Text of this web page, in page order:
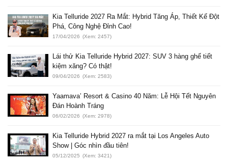
Kia Telluride 2027 Ra Mắt: Hybrid Tăng Áp, Thiết Kế Đột
Phá, Công Nghệ Đỉnh Cao!
17/04/2026 (Xem: 2457)
Lái thử Kia Telluride Hybrid 2027: SUV 3 hàng ghế tiết
kiệm xăng? Có thật!
09/04/2026 (Xem: 2583)
Yaamava’ Resort & Casino 40 Năm: Lễ Hội Tết Nguyên
Đán Hoành Tráng
06/02/2026 (Xem: 2978)
Kia Telluride Hybrid 2027 ra mắt tại Los Angeles Auto
Show | Góc nhìn đầu tiên!
05/12/2025 (Xem: 3421)